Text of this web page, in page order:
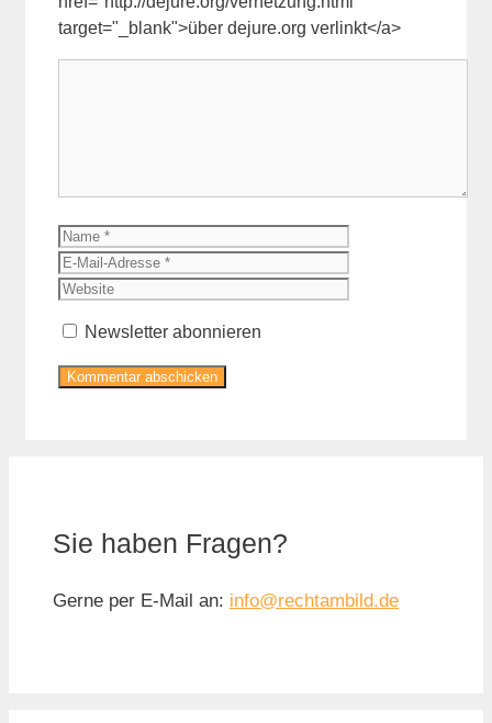
target="_blank">über dejure.org verlinkt</a>
Name
Newsletter abonnieren
Sie haben Fragen?
Gerne per E-Mail an: info@rechtambild.de